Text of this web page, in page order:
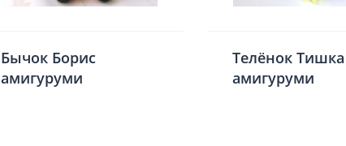
Бычок Борис
амигуруми
Телёнок Тишка
амигуруми